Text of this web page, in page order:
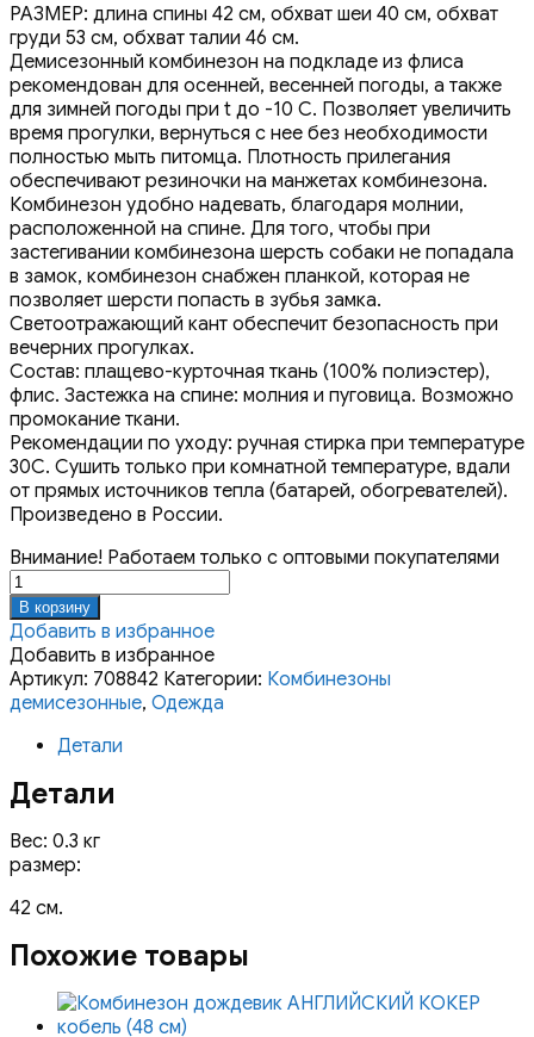
РАЗМЕР: длина спины 42 см, обхват шеи 40 см, обхват
груди 53 см, обхват талии 46 см.
Демисезонный комбинезон на подкладе из флиса
рекомендован для осенней, весенней погоды, а также
для зимней погоды при t до -10 С. Позволяет увеличить
время прогулки, вернуться с нее без необходимости
полностью мыть питомца. Плотность прилегания
обеспечивают резиночки на манжетах комбинезона.
Комбинезон удобно надевать, благодаря молнии,
расположенной на спине. Для того, чтобы при
застегивании комбинезона шерсть собаки не попадала
в замок, комбинезон снабжен планкой, которая не
позволяет шерсти попасть в зубья замка.
Светоотражающий кант обеспечит безопасность при
вечерних прогулках.
Состав: плащево-курточная ткань (100% полиэстер),
флис. Застежка на спине: молния и пуговица. Возможно
промокание ткани.
Рекомендации по уходу: ручная стирка при температуре
30С. Сушить только при комнатной температуре, вдали
от прямых источников тепла (батарей, обогревателей).
Произведено в России.
Внимание! Работаем только с оптовыми покупателями
Количество
товара
Комбинезон
на
флисе
ТАКСА
сука
см)
В корзину
Добавить в избранное
Добавить в избранное
Артикул: 708842 Категории: Комбинезоны
демисезонные, Одежда
Детали
Детали
Вес: 0.3 кг
размер:
42 см.
Похожие товары